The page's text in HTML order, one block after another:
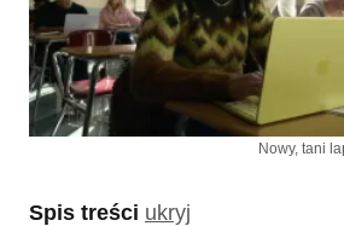
Nowy, tani
Spis treści ukryj